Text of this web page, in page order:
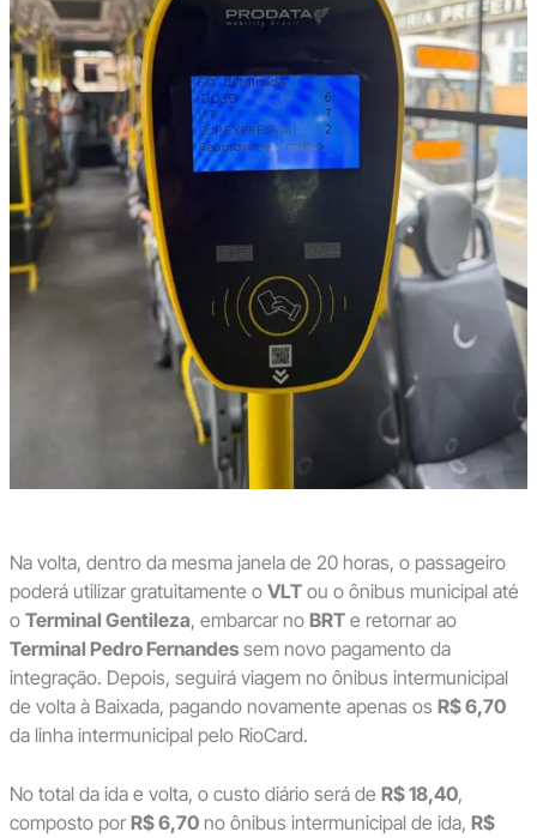
Na volta, dentro da mesma janela de 20 horas, o passageiro
poderá utilizar gratuitamente o VLTou o ônibus municipal até
o Terminal Gentileza, embarcar no BRTe retornar ao
Terminal Pedro Fernandessem novo pagamento da
integração. Depois, seguirá viagem no ônibus intermunicipal
de volta à Baixada, pagando novamente apenas os R$ 6,70
da linha intermunicipal pelo RioCard.
No total da ida e volta, o custo diário será de R$ 18,40,
composto por R$ 6,70no ônibus intermunicipal de ida, R$